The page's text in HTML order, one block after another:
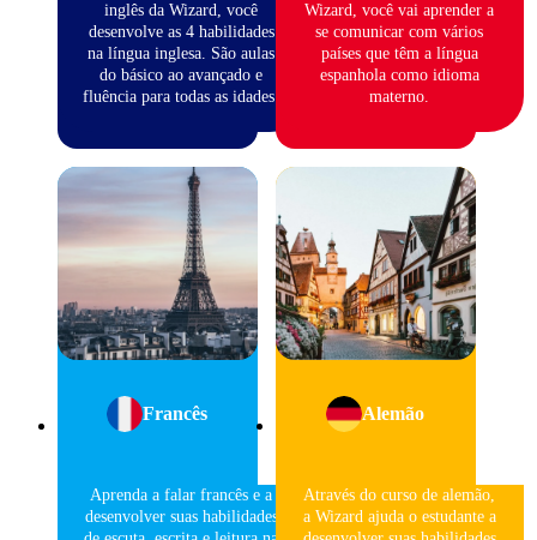
inglês da Wizard, você
desenvolve as 4 habilidades
na língua inglesa. São aulas
do básico ao avançado e
fluência para todas as idades.
Wizard, você vai aprender a
se comunicar com vários
países que têm a língua
espanhola como idioma
materno.
Francês
Aprenda a falar francês e a
desenvolver suas habilidades
Alemão
Através do curso de alemão,
a Wizard ajuda o estudante a